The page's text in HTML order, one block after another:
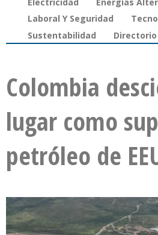
Laboral Y Seguridad
Sustentabilidad
Directorio
Colombia
lugar como
petróleo de